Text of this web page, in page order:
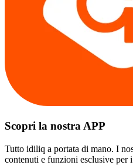
Scopri la nostra APP
Tutto idiliq a portata di mano. I
contenuti e funzioni esclusive